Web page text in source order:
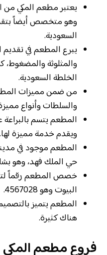
يعتبر مطعم المكي من
وهو متخصص أيضاً
السعودية.
يبرع المطعم في
والمثلوثة والمضغوط،
الخلطة السعودية.
من ضمن مميزات
والسلطات وأنواع
المطعم يتسم بالبراعة
ويقدم خدمة مميزة لها.
المطعم موجود في
حي الملك فهد، وهو
خصص المطعم رقماً
البيوت وهو 4567028.
المطعم يتميز
هناك كثيرة.
فروع مطعم المكي